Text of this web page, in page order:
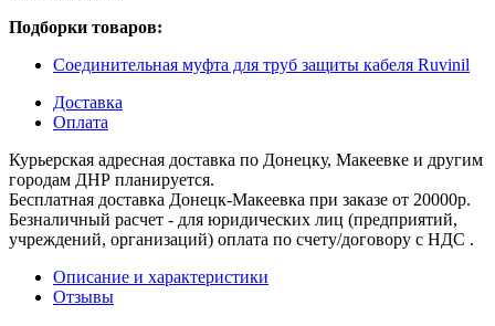
Подборки товаров:
Соединительная муфта для труб защиты кабеля Ruvinil
Доставка
Оплата
Курьерская адресная доставка по Донецку, Макеевке и другим
городам ДНР планируется.
Бесплатная доставка Донецк-Макеевка при заказе от 20000р.
Безналичный расчет - для юридических лиц (предприятий,
учреждений, организаций) оплата по счету/договору с НДС .
Описание и характеристики
Отзывы